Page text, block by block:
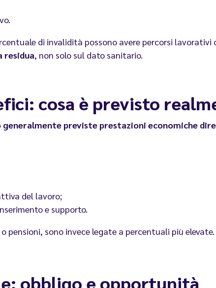
di invalidità possono avere percorsi
residua, non solo sul dato sanitario.
cosa è previsto
generalmente previste prestazioni economiche
del lavoro;
e supporto.
pensioni, sono invece legate a percentuali più elevate.
obbligo e opportunità